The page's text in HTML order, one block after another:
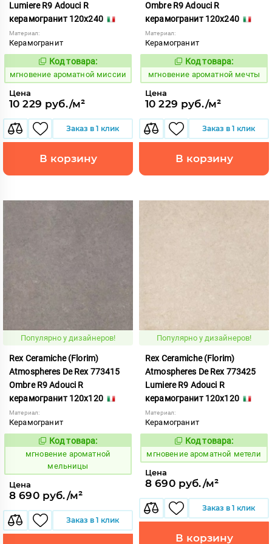
Lumiere R9 Adouci R
керамогранит 120x240
Материал:
Керамогранит
937802
Код товара:
мгновение ароматной миссии
Цена
10 229 руб./м²
Заказ в 1 клик
В корзину
Ombre R9 Adouci R
керамогранит 120x240
Материал:
Керамогранит
937801
Код товара:
мгновение ароматной мечты
Цена
10 229 руб./м²
Заказ в 1 клик
В корзину
Популярно у дизайнеров!
Rex Ceramiche (Florim)
Atmospheres De Rex 773415
Ombre R9 Adouci R
керамогранит 120x120
Материал:
Керамогранит
937799
Код товара:
мгновение ароматной
мельницы
Цена
8 690 руб./м²
Заказ в 1 клик
Популярно у дизайнеров!
Rex Ceramiche (Florim)
Atmospheres De Rex 773425
Lumiere R9 Adouci R
керамогранит 120x120
Материал:
Керамогранит
937800
Код товара:
мгновение ароматной метели
Цена
8 690 руб./м²
Заказ в 1 клик
В корзину